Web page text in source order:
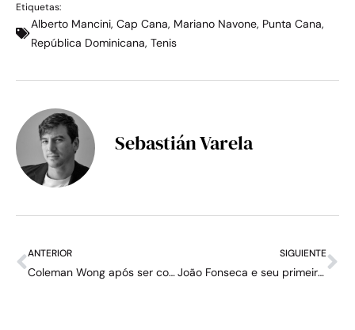
Etiquetas:
Alberto Mancini, Cap Cana, Mariano Navone, Punta Cana,
República Dominicana, Tenis
Sebastián Varela
ANTERIOR
Coleman Wong após ser confrontado por Dzumhur: “O pessoal sabe como ele é”
SIGUIENTE
João Fonseca e seu primeiro confronto com Alcaraz: “Tenho que acreditar que posso ganhar, caso contrário não tenho a menor chance”